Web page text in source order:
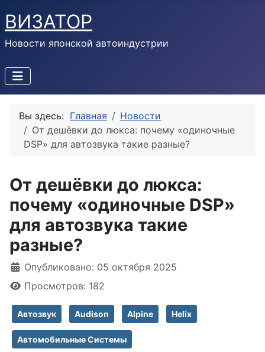
ВИЗАТОР
Новости японской автоиндустрии
Вы здесь: Главная
Новости
От дешёвки до люкса: почему «одиночные
DSP» для автозвука такие разные?
От дешёвки до люкса:
почему «одиночные DSP»
для автозвука такие
разные?
Информация о материале
Опубликовано: 05 октября 2025
Просмотров: 182
Автозвук Audison Alpine Helix
Автомобильные Системы